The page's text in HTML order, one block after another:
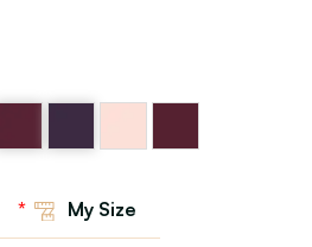
Bloch
Bloch
Bloch
My Size